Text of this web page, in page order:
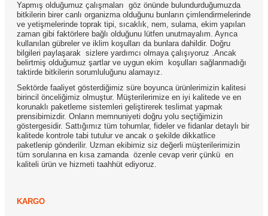
Yapmış olduğumuz çalışmaları göz önünde bulundurduğumuzda
bitkilerin birer canlı organizma olduğunu bunların çimlendirmelerinde
ve yetişmelerinde toprak tipi, sıcaklık, nem, sulama, ekim yapılan
zaman gibi faktörlere bağlı olduğunu lütfen unutmayalım. Ayrıca
kullanılan gübreler ve iklim koşulları da bunlara dahildir. Doğru
bilgileri paylaşarak sizlere yardımcı olmaya çalışıyoruz .Ancak
belirtmiş olduğumuz şartlar ve uygun ekim koşulları sağlanmadığı
taktirde bitkilerin sorumluluğunu alamayız.
Sektörde faaliyet gösterdiğimiz süre boyunca ürünlerimizin kalitesi
birincil önceliğimiz olmuştur. Müşterilerimize en iyi kalitede ve en
korunaklı paketleme sistemleri geliştirerek teslimat yapmak
prensibimizdir. Onların memnuniyeti doğru yolu seçtiğimizin
göstergesidir. Sattığımız tüm tohumlar, fideler ve fidanlar detaylı bir
kalitede kontrole tabi tutulur ve ancak o şekilde dikkatlice
paketlenip gönderilir. Uzman ekibimiz siz değerli müşterilerimizin
tüm sorularına en kısa zamanda özenle cevap verir çünkü en
kaliteli ürün ve hizmeti taahhüt ediyoruz.
KARGO